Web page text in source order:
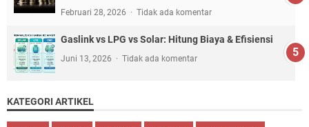
Februari 28, 2026 Tidak ada komentar
Gaslink vs LPG vs Solar: Hitung Biaya & Efisiensi
Juni 13, 2026 Tidak ada komentar
KATEGORI ARTIKEL